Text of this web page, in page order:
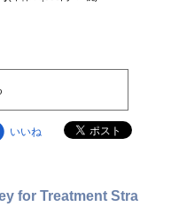
いいね
for Treatment Stra